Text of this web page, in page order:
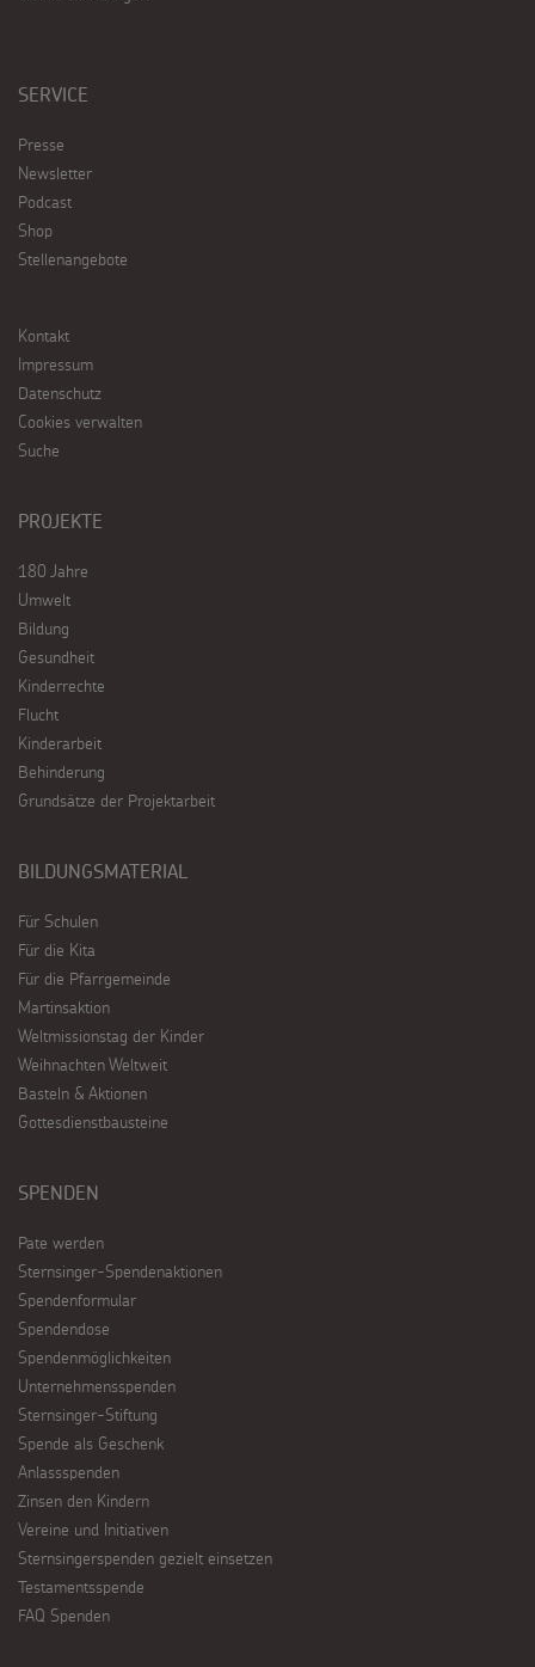
SERVICE
Presse
Newsletter
Podcast
Shop
Stellenangebote
Kontakt
Impressum
Datenschutz
Cookies verwalten
Suche
PROJEKTE
180 Jahre
Umwelt
Bildung
Gesundheit
Kinderrechte
Flucht
Kinderarbeit
Behinderung
Grundsätze der Projektarbeit
BILDUNGSMATERIAL
Für Schulen
Für die Kita
Für die Pfarrgemeinde
Martinsaktion
Weltmissionstag der Kinder
Weihnachten Weltweit
Basteln & Aktionen
Gottesdienstbausteine
SPENDEN
Pate werden
Sternsinger-Spendenaktionen
Spendenformular
Spendendose
Spendenmöglichkeiten
Unternehmensspenden
Sternsinger-Stiftung
Spende als Geschenk
Anlassspenden
Zinsen den Kindern
Vereine und Initiativen
Sternsingerspenden gezielt einsetzen
Testamentsspende
FAQ Spenden